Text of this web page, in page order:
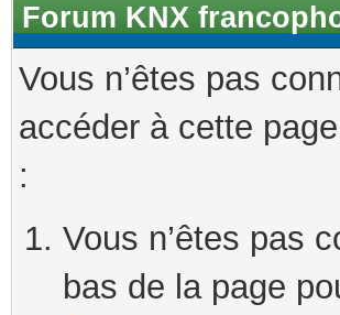
Forum KNX
Vous n’êtes pas
accéder à cette
:
Vous n’êtes pas
bas de la page